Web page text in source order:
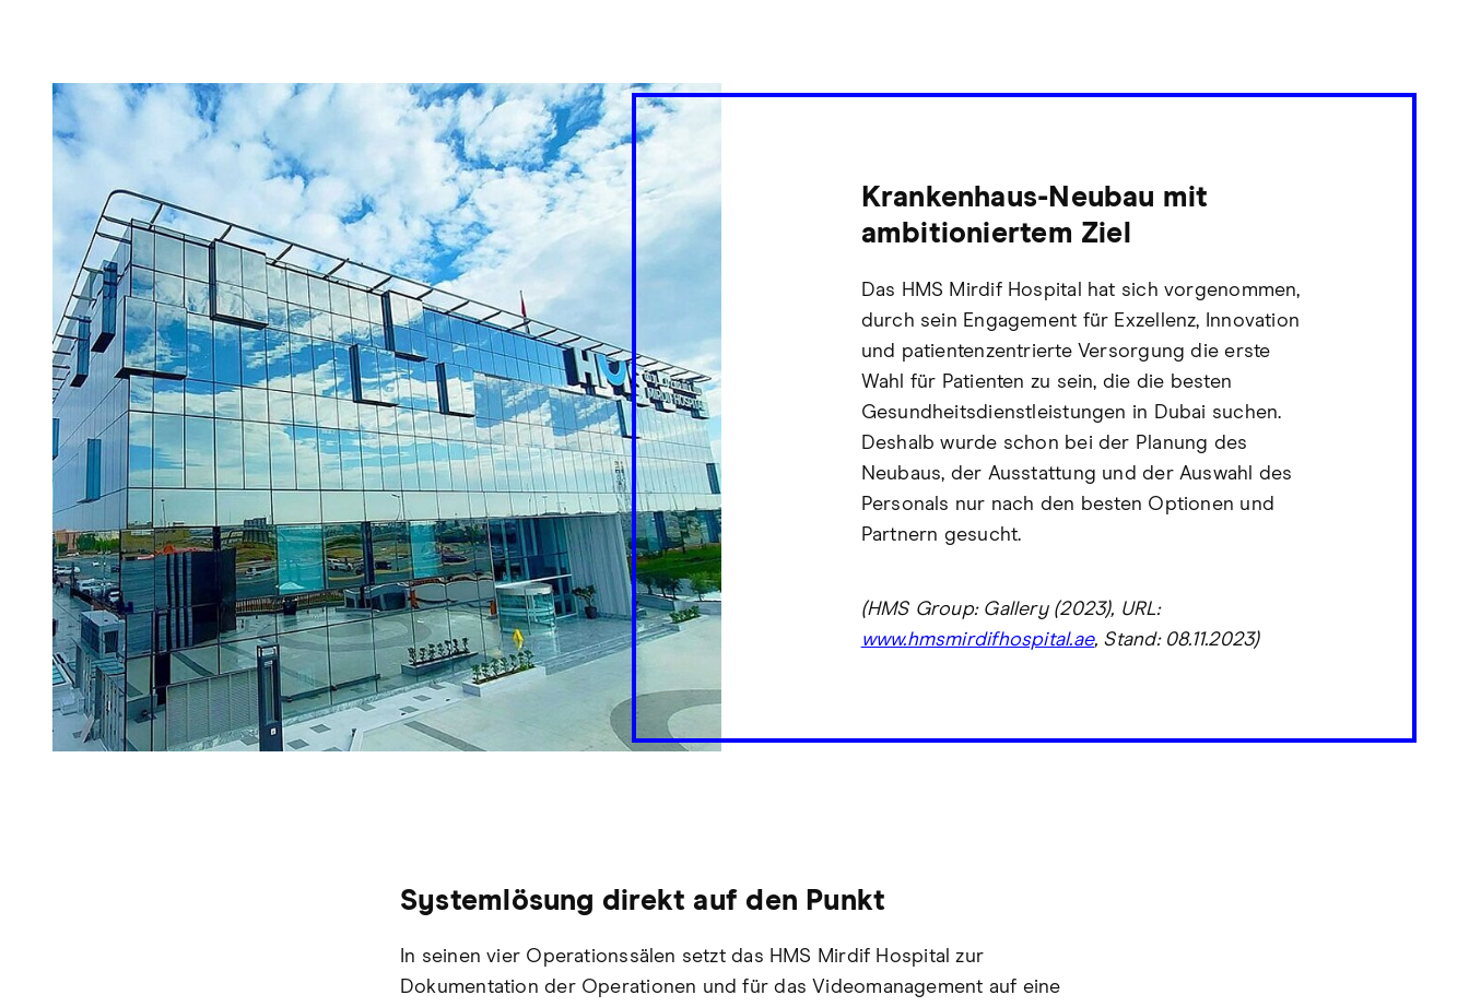
Krankenhaus-Neubau mit
ambitioniertem Ziel
Das HMS Mirdif Hospital hat sich vorgenommen,
durch sein Engagement für Exzellenz, Innovation
und patientenzentrierte Versorgung die erste
Wahl für Patienten zu sein, die die besten
Gesundheitsdienstleistungen in Dubai suchen.
Deshalb wurde schon bei der Planung des
Neubaus, der Ausstattung und der Auswahl des
Personals nur nach den besten Optionen und
Partnern gesucht.
(HMS Group: Gallery (2023), URL:
www.hmsmirdifhospital.ae, Stand: 08.11.2023)
Systemlösung direkt auf den Punkt
In seinen vier Operationssälen setzt das HMS Mirdif Hospital zur
Dokumentation der Operationen und für das Videomanagement auf eine